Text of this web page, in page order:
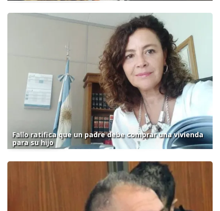
Fallo ratifica que un padre debe comprar una vivienda
para su hijo